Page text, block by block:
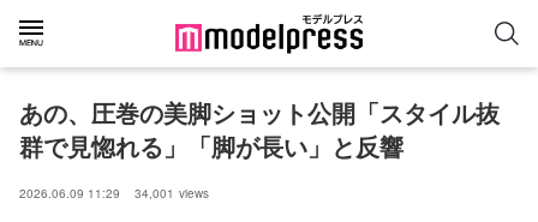
あの、圧巻の美脚ショット公開「スタイル抜
群で見惚れる」「脚が長い」と反響
2026.06.09 11:29 34,001 views